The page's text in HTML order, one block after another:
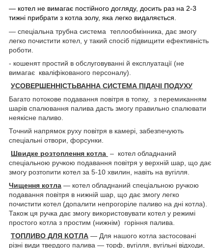
— котел не вимагає постійного догляду, досить раз на 2-3
тижні прибрати з котла золу, яка легко видаляється.
— спеціальна трубна система теплообмінника, дає змогу
легко почистити котел, у такий спосіб підвищити ефективність
роботи
- кошенят простий в обслуговуванні й експлуатації (не
вимагає кваліфікованого персоналу).
УСОВЕРШЕННІСТЬВАННА СИСТЕМА ПІДАЧІ ПОДУХУ
Багато потокове подавання повітря в топку, з перемиканням
шарів спалювання палива дасть змогу правильно спалювати
неякісне паливо.
Точний напрямок руху повітря в камері, забезпечують
спеціальні отвори, форсунки.
Швидке розтоплення котла – котел обладнаний
спеціальною ручкою подавання повітря у верхній шар, що дає
змогу розтопити котел за 5-10 хвилин, навіть на вугілля.
Чищення котла — котел обладнаний спеціальною ручкою
подавання повітря в нижній шар, що дає змогу легко
почистити котел (допалити непрогоріле паливо на дні котла).
Також ця ручка дає змогу використовувати котел у режимі
простого котла з простим (нижнім) горіння палива.
ТОПЛИВО ДЛЯ КОТЛА ― Для нашого котла застосовані
різні види твердого палива — торф, вугілля, вугільні відходи,